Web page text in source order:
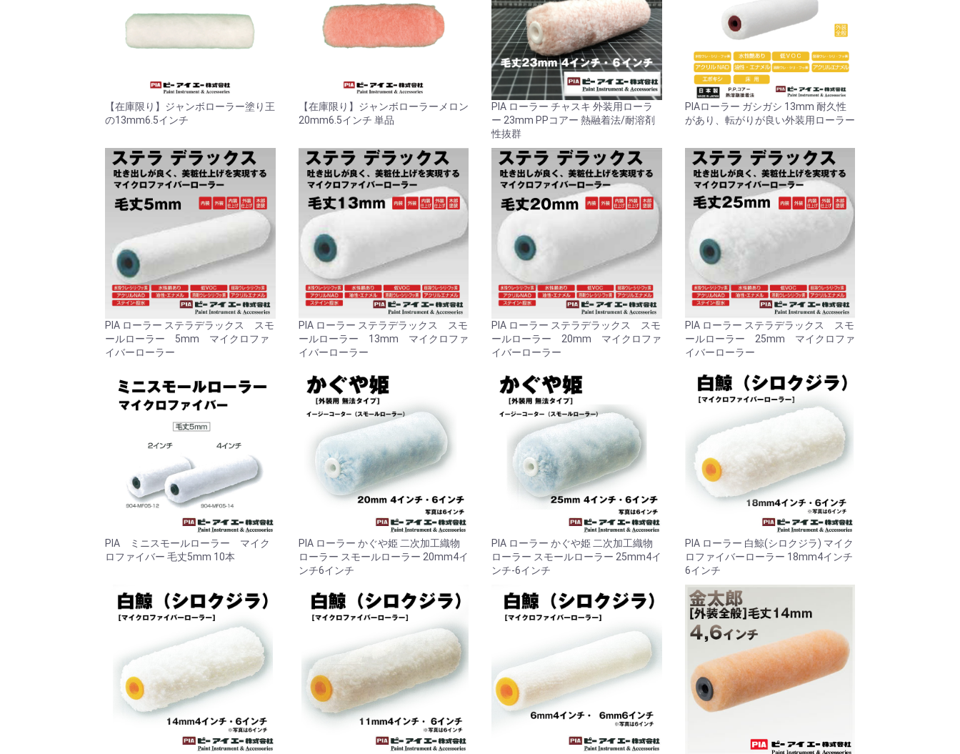
【在庫限り】ジャンボローラー塗り王
の13mm6.5インチ
【在庫限り】ジャンボローラーメロン
20mm6.5インチ 単品
PIA ローラー チャスキ 外装用ローラ
ー 23mm PPコアー 熱融着法/耐溶剤
性抜群
PIAローラー ガシガシ 13mm 耐久性
があり、転がりが良い外装用ローラー
PIA ローラー ステラデラックス スモ
ールローラー 5mm マイクロファ
イバーローラー
PIA ローラー ステラデラックス スモ
ールローラー 13mm マイクロファ
イバーローラー
PIA ローラー ステラデラックス スモ
ールローラー 20mm マイクロファ
イバーローラー
PIA ローラー ステラデラックス スモ
ールローラー 25mm マイクロファ
イバーローラー
PIA ミニスモールローラー マイク
ロファイバー 毛丈5mm 10本
PIA ローラー かぐや姫 二次加工織物
ローラー スモールローラー 20mm4イ
ンチ6インチ
PIA ローラー かぐや姫 二次加工織物
ローラー スモールローラー 25mm4イ
ンチ-6インチ
PIA ローラー 白鯨(シロクジラ) マイク
ロファイバーローラー 18mm4インチ
6インチ